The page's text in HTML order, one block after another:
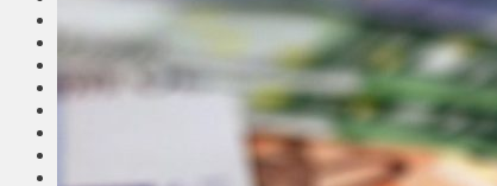
Мнения
Вильнюс
Клайпеда
Висагинас